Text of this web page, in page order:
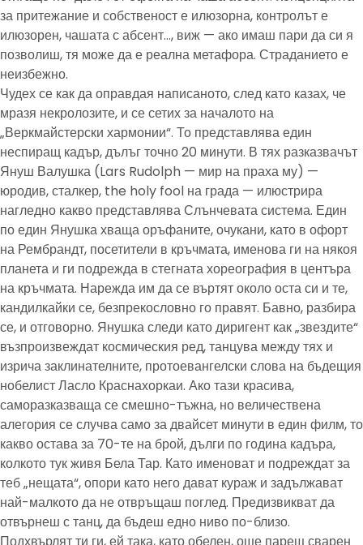
за притежание и собственост е илюзорна, контролът е
илюзорен, чашата с абсент…, виж — ако имаш пари да си я
позволиш, тя може да е реална метафора. Страданието е
неизбежно.
Чудех се как да оправдая написаното, след като казах, че
мразя некролозите, и се сетих за началото на
„Веркмайстерски хармонии“. То представлява един
неспиращ кадър, дълъг точно 20 минути. В тях разказвачът
Януш Валушка (Lars Rudolph — мир на праха му) —
юродив, сталкер, the holy fool на града — илюстрира
нагледно какво представлява Слънчевата система. Един
по един Янушка хваща оръфаните, очукани, като в офорт
на Рембрандт, посетители в кръчмата, именова ги на някоя
планета и ги подрежда в стегната хореография в центъра
на кръчмата. Нарежда им да се въртят около оста си и те,
кандилкайки се, безпрекословно го правят. Бавно, разбира
се, и отговорно. Янушка следи като диригент как „звездите“
възпроизвеждат космическия ред, танцува между тях и
изрича заклинателните, протоевангелски слова на бъдещия
нобелист Ласло Краснахоркаи. Ако тази красива,
саморазказваща се смешно-тъжна, но величествена
алегория се случва само за двайсет минути в един филм, то
какво остава за 70-те на брой, дълги по година кадъра,
колкото тук живя Бела Тар. Като именоват и подреждат за
теб „нещата“, опори като него дават кураж и задължават
най-малкото да не отвръщаш поглед. Предизвикват да
отвърнеш с танц, да бъдеш едно ниво по-близо.